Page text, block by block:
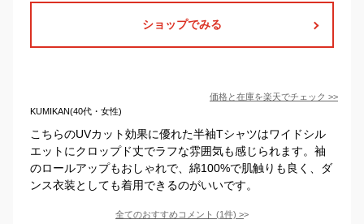
ショップでみる
価格と在庫を楽天でチェック >>
KUMIKAN(40代・女性)
こちらのUVカット効果に優れた半袖Tシャツはワイドシル
エットにクロップド丈でラフな雰囲気も感じられます。袖
のロールアップもおしゃれで、綿100%で肌触りも良く、ダ
ンス衣装としても着用できるのがいいです。
全てのおすすめコメント (1件) >